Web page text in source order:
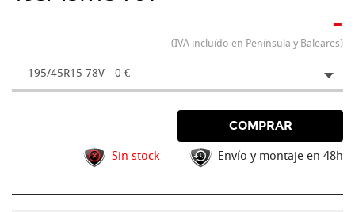
-
(IVA incluído en Península y Baleares)
195/45R15 78V - 0 €
COMPRAR
Sin stock Envío y montaje en 48h